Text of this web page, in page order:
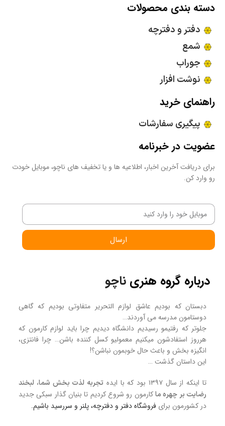
دسته بندی محصولات
دفتر و دفترچه
شمع
جوراب
نوشت افزار
راهنمای خرید
پیگیری سفارشات
عضویت در خبرنامه
برای دریافت آخرین اخبار، اطلاعیه ها و یا تخفیف های ناچو، موبایل خودت
رو وارد کن.
ارسال
درباره گروه هنری ناچو
دبستان که بودیم عاشق لوازم التحریر متفاوتی بودیم که گاهی
دوستامون مدرسه می آوردند…
جلوتر که رفتیمو رسیدیم دانشگاه دیدیم چرا باید لوازم کارمون که
هرروز استفادشون میکنیم معمولیو کسل کننده باشن… چرا فانتزی،
انگیزه بخش و باعث حال خوبمون نباشن؟!
این داستان گذشت …
تا اینکه از سال ۱۳۹۷ بود که با ایده
تجربه لذت بخش شما، لبخند
رضایت بر چهره ماکارمون رو شروع کردیم تا بنیان گذار سبکی جدید
در کشورمون برای فروشگاهدفتر و دفترچه، پلنر و سررسید باشیم.